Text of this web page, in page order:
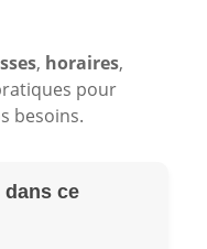
, horaires,
pour
besoins.
ce